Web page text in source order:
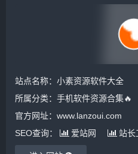
站点名称：小素资源软件大全
所属分类： 手机软件资源合集🔥
官方网址：www.lanzoui.com
SEO查询：
爱站网 站长